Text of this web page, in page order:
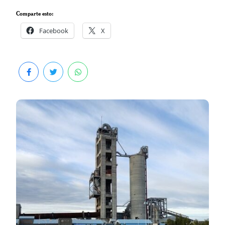
Comparte esto:
Facebook X